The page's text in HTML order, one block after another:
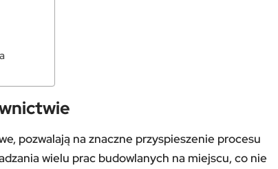
pozwalają na znaczne przyspieszenie procesu
wielu prac budowlanych na miejscu, co nie